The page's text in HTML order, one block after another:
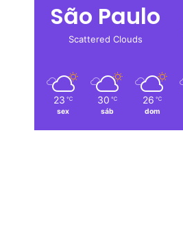
São Paulo
Scattered Clouds
23 ℃
sex
30 ℃
sáb
26 ℃
dom